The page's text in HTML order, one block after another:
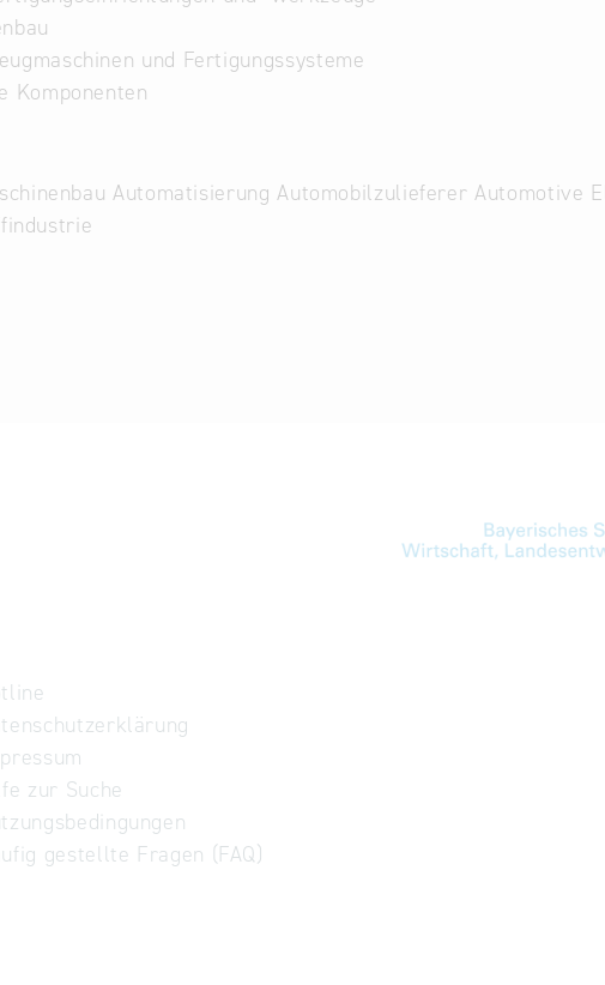
und Fertigungssysteme
Komponenten
Automatisierung Automobilzulieferer Automotive
zur Suche
gestellte Fragen (FAQ)